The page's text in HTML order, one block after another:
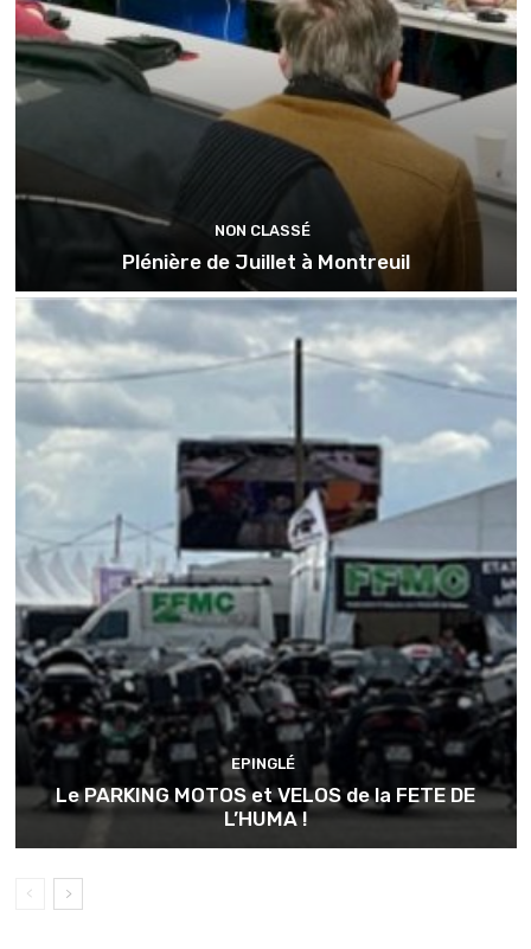
NON CLASSÉ
Plénière de Juillet à Montreuil
EPINGLÉ
Le PARKING MOTOS et VELOS de la FETE DE
L’HUMA !